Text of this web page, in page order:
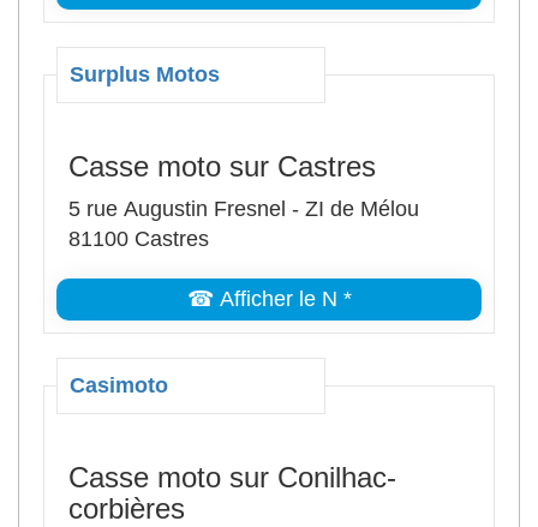
Surplus Motos
Casse moto sur Castres
5 rue Augustin Fresnel - ZI de Mélou
81100 Castres
☎ Afficher le N *
Casimoto
Casse moto sur Conilhac-
corbières